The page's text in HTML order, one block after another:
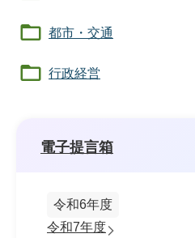
都市・交通
行政経営
電子提言箱
令和6年度
令和7年度